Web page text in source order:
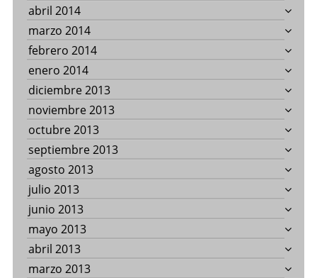
abril 2014
marzo 2014
febrero 2014
enero 2014
diciembre 2013
noviembre 2013
octubre 2013
septiembre 2013
agosto 2013
julio 2013
junio 2013
mayo 2013
abril 2013
marzo 2013